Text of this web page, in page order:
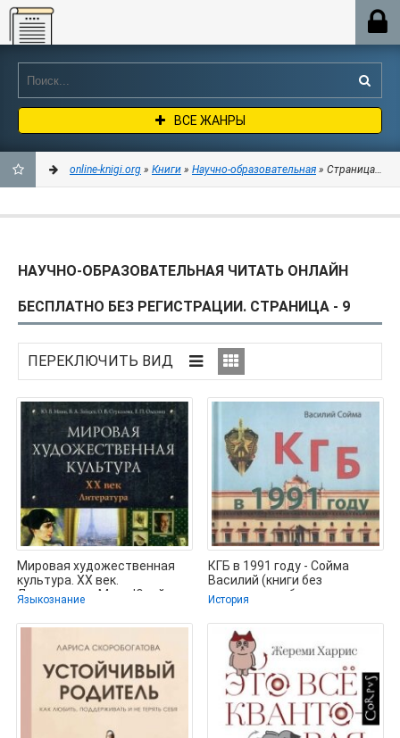
Online-knigi.org
ВСЕ ЖАНРЫ
ЗАКЛАДКИ
online-knigi.org » Книги » Научно-образовательная » Страница 9
НАУЧНО-ОБРАЗОВАТЕЛЬНАЯ ЧИТАТЬ ОНЛАЙН
БЕСПЛАТНО БЕЗ РЕГИСТРАЦИИ. СТРАНИЦА - 9
Мировая художественная
культура. XX век.
Литература - Манн Юрий
Языкознание
КГБ в 1991 году - Сойма
Василий (книги без
регистрации бесплатно
полностью TXT,
История